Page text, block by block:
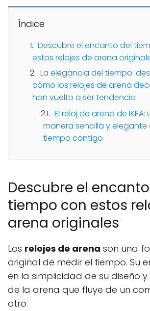
Índice
Descubre el encanto del
estos relojes de arena
La elegancia del tiempo:
cómo los relojes de arena
han vuelto a ser tendencia
El reloj de arena de IKEA:
manera sencilla y elegante
tiempo contigo
Descubre el
tiempo con estos
arena originales
Los relojes de arena son una
original de medir el tiempo. Su
en la simplicidad de su diseño
de la arena que fluye de un
otro.